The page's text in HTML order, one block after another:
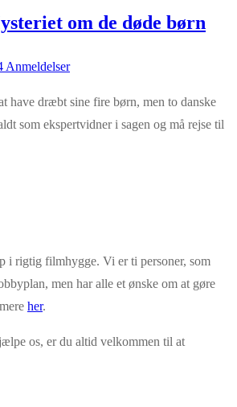
om de døde børn
Anmeldelser
have dræbt sine fire børn, men to danske
som ekspertvidner i sagen og må rejse til
i rigtig filmhygge. Vi er ti personer, som
men har alle et ønske om at gøre
her.
os, er du altid velkommen til at